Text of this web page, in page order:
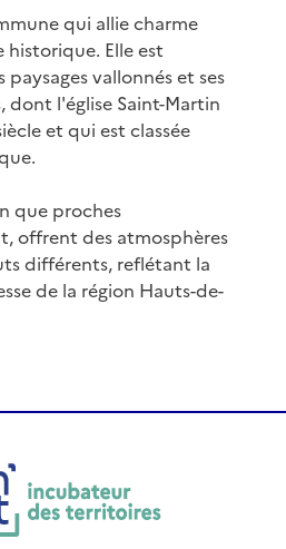
qui allie charme
Elle est
vallonnés et ses
dont l'église Saint-Martin
et qui est classée
que proches
offrent des atmosphères
différents, reflétant la
de la région Hauts-de-